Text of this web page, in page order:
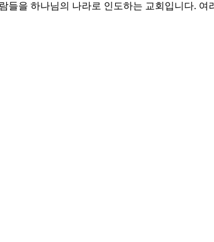
을 하나님의 나라로 인도하는 교회입니다.